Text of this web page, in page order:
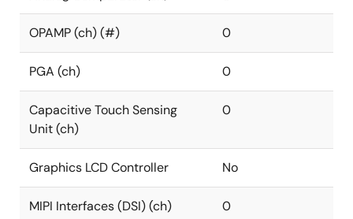
OPAMP (ch) (#) 0
PGA (ch) 0
Capacitive Touch Sensing
Unit (ch)
0
Graphics LCD Controller No
MIPI Interfaces (DSI) (ch) 0